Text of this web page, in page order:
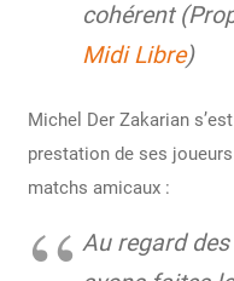
cohérent
Midi Libre)
Michel Der Zakarian
prestation de ses
matchs amicaux :
Au regard